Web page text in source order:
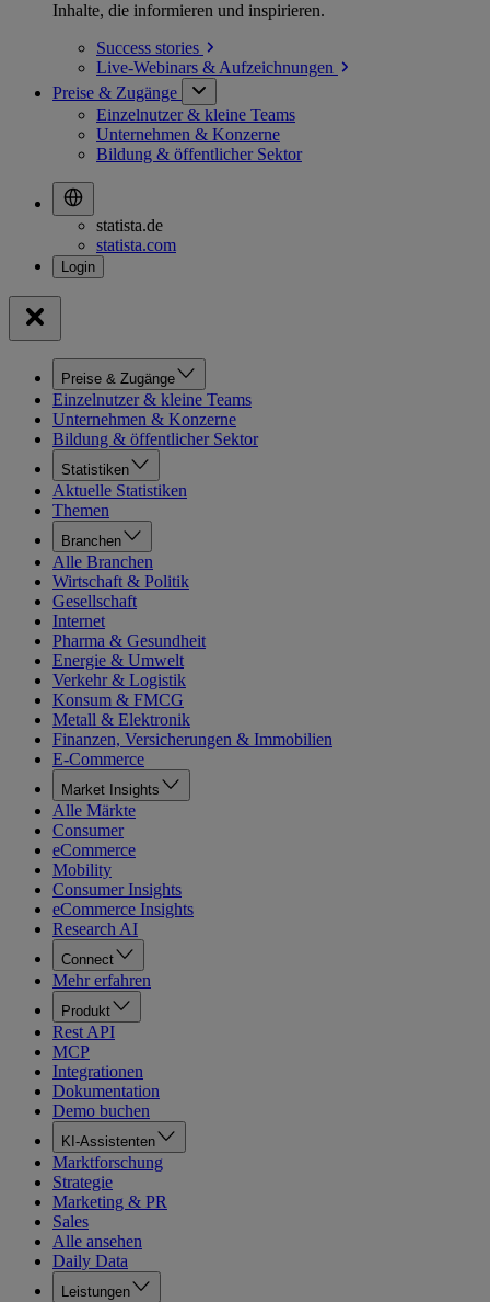
Inhalte, die informieren und inspirieren.
Success stories
Live-Webinars & Aufzeichnungen
Preise & Zugänge
Einzelnutzer & kleine Teams
Unternehmen & Konzerne
Bildung & öffentlicher Sektor
statista.de
statista.com
Preise & Zugänge
Einzelnutzer & kleine Teams
Unternehmen & Konzerne
Bildung & öffentlicher Sektor
Statistiken
Aktuelle Statistiken
Themen
Branchen
Alle Branchen
Wirtschaft & Politik
Gesellschaft
Internet
Pharma & Gesundheit
Energie & Umwelt
Verkehr & Logistik
Konsum & FMCG
Metall & Elektronik
Finanzen, Versicherungen & Immobilien
E-Commerce
Market Insights
Alle Märkte
Consumer
eCommerce
Mobility
Consumer Insights
eCommerce Insights
Research AI
Connect
Mehr erfahren
Produkt
Rest API
MCP
Integrationen
Dokumentation
Demo buchen
KI-Assistenten
Marktforschung
Strategie
Marketing & PR
Sales
Alle ansehen
Daily Data
Leistungen